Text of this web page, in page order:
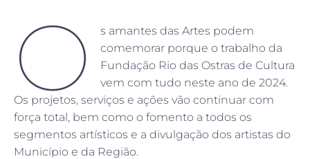
O
s amantes das Artes podem
comemorar porque o trabalho da
Fundação Rio das Ostras de Cultura
vem com tudo neste ano de 2024.
Os projetos, serviços e ações vão continuar com
força total, bem como o fomento a todos os
segmentos artísticos e a divulgação dos artistas do
Município e da Região.